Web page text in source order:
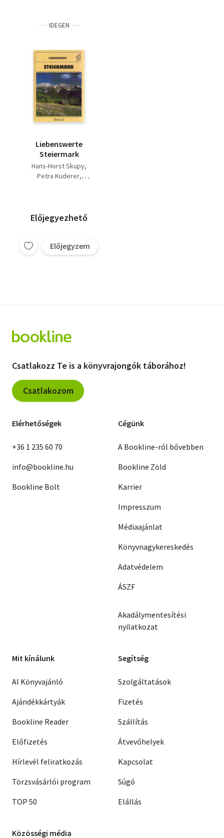
IDEGEN
Liebenswerte
Steiermark
Hans-Horst Skupy
Petra Kuderer
Előjegyezhető
Előjegyzem
Csatlakozz Te is a könyvrajongók táborához!
Csatlakozom
Elérhetőségek
+36 1 235 60 70
info@bookline.hu
Bookline Bolt
Cégünk
A Bookline-ról bővebben
Bookline Zöld
Karrier
Impresszum
Médiaajánlat
Könyvnagykereskedés
Adatvédelem
ÁSZF
Akadálymentesítési
nyilatkozat
Mit kínálunk
AI Könyvajánló
Ajándékkártyák
Bookline Reader
Előfizetés
Hírlevél feliratkozás
Törzsvásárlói program
TOP 50
Segítség
Szolgáltatások
Fizetés
Szállítás
Átvevőhelyek
Kapcsolat
Súgó
Elállás
Közösségi média